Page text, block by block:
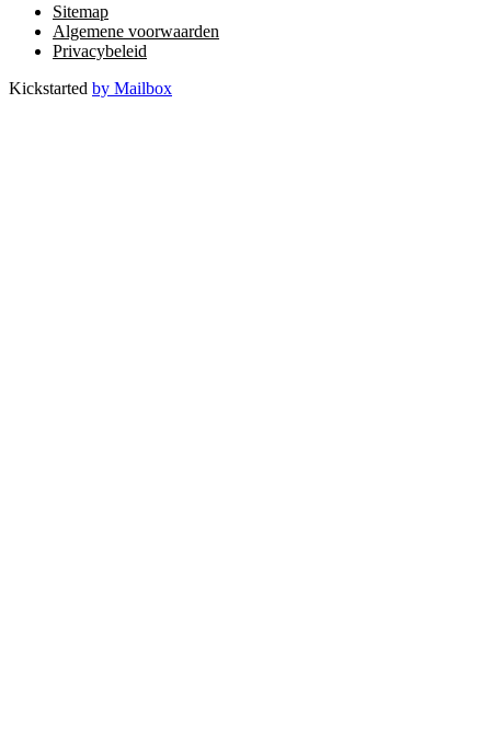
Sitemap
Algemene voorwaarden
Privacybeleid
Kickstarted by Mailbox